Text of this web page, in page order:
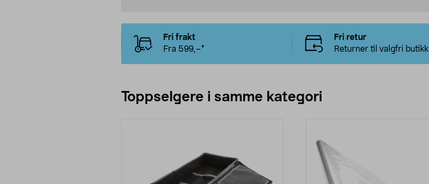
Fri frakt
Fra 599,–*
Fri retur
Returner til valgfri butikk
Toppselgere i samme kategori